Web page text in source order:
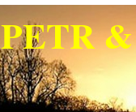
PETR